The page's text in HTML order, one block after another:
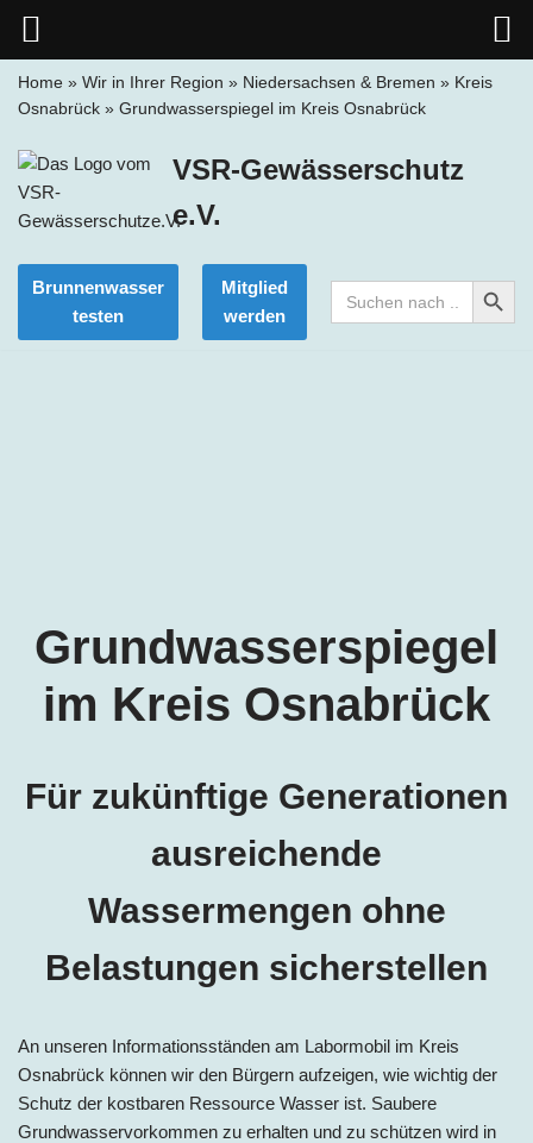
Inhalt
Home » Wir in Ihrer Region » Niedersachsen & Bremen » Kreis
Osnabrück » Grundwasserspiegel im Kreis Osnabrück
VSR-Gewässerschutz
e.V.
Brunnenwasser
testen
Mitglied
werden
Search
for:
Search Button
Grundwasserspiegel
im Kreis Osnabrück
Für zukünftige Generationen
ausreichende
Wassermengen ohne
Belastungen sicherstellen
An unseren Informationsständen am Labormobil im Kreis
Osnabrück können wir den Bürgern aufzeigen, wie wichtig der
Schutz der kostbaren Ressource Wasser ist. Saubere
Grundwasservorkommen zu erhalten und zu schützen wird in